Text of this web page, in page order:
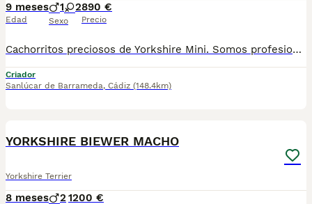
9 meses
Edad
1 2
Sexo
890 €
Precio
Cachorritos preciosos de Yorkshire Mini. Somos profesionales con años de experiencia. Entregamos a nuestros cachorritos con revisión Veterinaria, Factura de compra garantía vírica, formulario de reconocimiento de raza pura, junto con su cartilla de vacunación y desparasitacion al día de la entrega. Hacemos envíos a toda la península y Baleares. Disponemos de servicio propio de transporte. Posibilidad de pago contrareembolso. Para más información no dude en contactar con nosotros. TLF: 649297709. Solo atiendo wasap o tlf. Gracias
Criador
Sanlúcar de Barrameda, Cádiz (148.4km)
YORKSHIRE BIEWER MACHO
Yorkshire Terrier
8 meses 21200 €